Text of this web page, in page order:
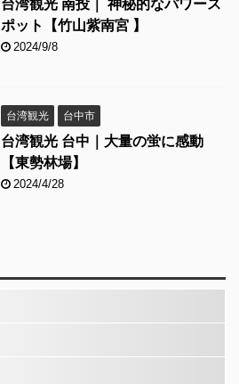
台湾観光 南投｜ 神秘的なパワース
ポット【竹山紫南宮 】
2024/9/8
台湾観光 台中市
台湾観光 台中｜大量の蛍に感動
【東勢林場】
2024/4/28